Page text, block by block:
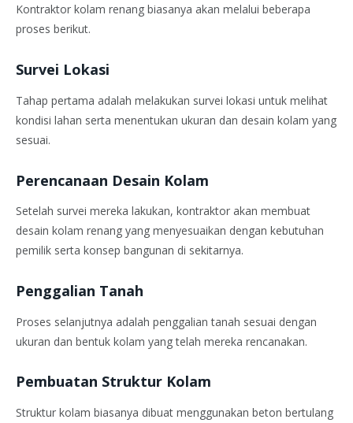
Kontraktor kolam renang biasanya akan melalui beberapa
proses berikut.
Survei Lokasi
Tahap pertama adalah melakukan survei lokasi untuk melihat
kondisi lahan serta menentukan ukuran dan desain kolam yang
sesuai.
Perencanaan Desain Kolam
Setelah survei mereka lakukan, kontraktor akan membuat
desain kolam renang yang menyesuaikan dengan kebutuhan
pemilik serta konsep bangunan di sekitarnya.
Penggalian Tanah
Proses selanjutnya adalah penggalian tanah sesuai dengan
ukuran dan bentuk kolam yang telah mereka rencanakan.
Pembuatan Struktur Kolam
Struktur kolam biasanya dibuat menggunakan beton bertulang